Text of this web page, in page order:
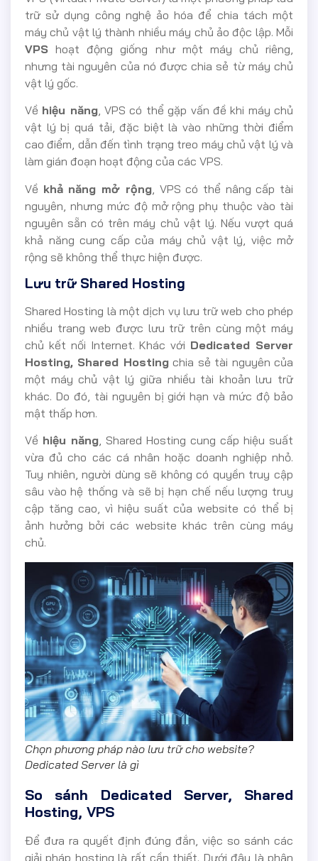
trữ sử dụng công nghệ ảo hóa để chia tách một
máy chủ vật lý thành nhiều máy chủ ảo độc lập. Mỗi
VPS hoạt động giống như một máy chủ riêng,
nhưng tài nguyên của nó được chia sẻ từ máy chủ
vật lý gốc.
Về hiệu năng, VPS có thể gặp vấn đề khi máy chủ
vật lý bị quá tải, đặc biệt là vào những thời điểm
cao điểm, dẫn đến tình trạng treo máy chủ vật lý và
làm gián đoạn hoạt động của các VPS.
Về khả năng mở rộng, VPS có thể nâng cấp tài
nguyên, nhưng mức độ mở rộng phụ thuộc vào tài
nguyên sẵn có trên máy chủ vật lý. Nếu vượt quá
khả năng cung cấp của máy chủ vật lý, việc mở
rộng sẽ không thể thực hiện được.
Lưu trữ Shared Hosting
Shared Hosting là một dịch vụ lưu trữ web cho phép
nhiều trang web được lưu trữ trên cùng một máy
chủ kết nối Internet. Khác với Dedicated Server
Hosting, Shared Hostingchia sẻ tài nguyên của
một máy chủ vật lý giữa nhiều tài khoản lưu trữ
khác. Do đó, tài nguyên bị giới hạn và mức độ bảo
mật thấp hơn.
Về hiệu năng, Shared Hosting cung cấp hiệu suất
vừa đủ cho các cá nhân hoặc doanh nghiệp nhỏ.
Tuy nhiên, người dùng sẽ không có quyền truy cập
sâu vào hệ thống và sẽ bị hạn chế nếu lượng truy
cập tăng cao, vì hiệu suất của website có thể bị
ảnh hưởng bởi các website khác trên cùng máy
chủ.
Chọn phương pháp nào lưu trữ cho website?
Dedicated Server là gì
So sánh Dedicated Server, Shared
Hosting, VPS
Để đưa ra quyết định đúng đắn, việc so sánh các
giải pháp hosting là rất cần thiết. Dưới đây là phân